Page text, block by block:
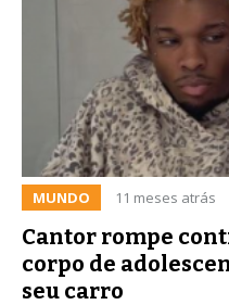
MUNDO 11 meses atrás
Cantor rompe
corpo de
seu carro